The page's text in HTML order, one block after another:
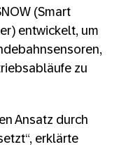
(Smart
entwickelt, um
zu
Ansatz durch
erklärte